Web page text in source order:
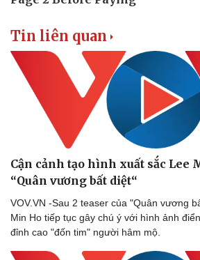
Doanh nhân
Tin liên quan
Cận cảnh tạo hình xuất sắc Lee
“Quân vương bất diệt“
VOV.VN -Sau 2 teaser của "Quân vương
Min Ho tiếp tục gây chú ý với hình ảnh
đỉnh cao "đốn tim" người hâm mộ.